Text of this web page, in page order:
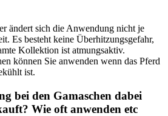
ändert sich die Anwendung nicht je
Es besteht keine Überhitzungsgefahr,
Kollektion ist atmungsaktiv.
können Sie anwenden wenn das Pferd
ist.
bei den Gamaschen dabei
Wie oft anwenden etc